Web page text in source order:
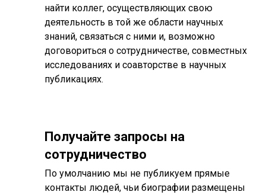
найти коллег, осуществляющих свою
деятельность в той же области научных
знаний, связаться с ними и, возможно
договориться о сотрудничестве, совместных
исследованиях и соавторстве в научных
публикациях.
Получайте запросы на
сотрудничество
По умолчанию мы не публикуем прямые
контакты людей, чьи биографии размещены